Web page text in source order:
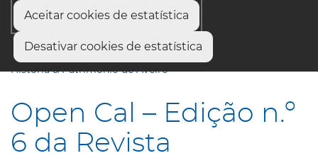
Aceitar cookies de estatística
Desativar cookies de estatística
Início
Open Cal – Edição n.º 6 da Revista “Cadernos de Cultura:
História & Património de Aveiro”
Open Cal – Edição n.º
6 da Revista